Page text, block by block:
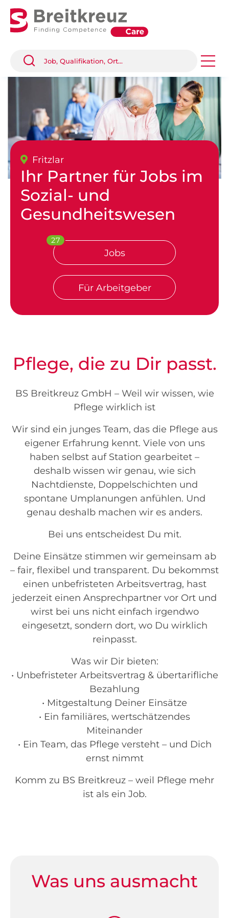
Fritzlar
Ihr Partner für Jobs im
Sozial- und
Gesundheitswesen
27
Jobs
Für Arbeitgeber
Pflege, die zu Dir passt.
BS Breitkreuz GmbH – Weil wir wissen, wie
Pflege wirklich ist
Wir sind ein junges Team, das die Pflege aus
eigener Erfahrung kennt. Viele von uns
haben selbst auf Station gearbeitet –
deshalb wissen wir genau, wie sich
Nachtdienste, Doppelschichten und
spontane Umplanungen anfühlen. Und
genau deshalb machen wir es anders.
Bei uns entscheidest Du mit.
Deine Einsätze stimmen wir gemeinsam ab
– fair, flexibel und transparent. Du bekommst
einen unbefristeten Arbeitsvertrag, hast
jederzeit einen Ansprechpartner vor Ort und
wirst bei uns nicht einfach irgendwo
eingesetzt, sondern dort, wo Du wirklich
reinpasst.
Was wir Dir bieten:
• Unbefristeter Arbeitsvertrag & übertarifliche
Bezahlung
• Mitgestaltung Deiner Einsätze
• Ein familiäres, wertschätzendes
Miteinander
• Ein Team, das Pflege versteht – und Dich
ernst nimmt
Komm zu BS Breitkreuz – weil Pflege mehr
ist als ein Job.
Was uns ausmacht